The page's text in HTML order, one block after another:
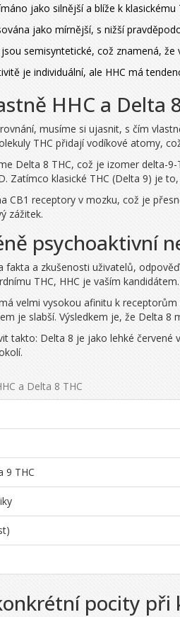
jako silnější a blíže k klasickému
jako mírnější, s nižší
semisyntetické, což znamená, že
je individuální, ale HHC má
HHC a Delta
musíme si ujasnit, s čím
THC přidají vodíkové atomy,
Delta 8 THC, což je izomer delta-
Zatímco klasické THC (Delta 9) je
CB1 receptory v mozku, což je
zážitek.
psychoaktivní
fakta a zkušenosti uživatelů,
THC, HHC je vaším
velmi vysokou afinitu k
je slabší. Výsledkem je, že Delta
takto: Delta 8 je jako lehké červené
a Delta 8 THC
9 THC
pocity při